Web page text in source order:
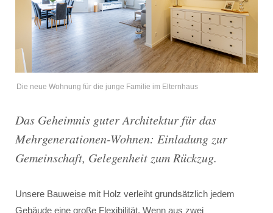
Die neue Wohnung für die junge Familie im Elternhaus
Das Geheimnis guter Architektur für das
Mehrgenerationen-Wohnen: Einladung zur
Gemeinschaft, Gelegenheit zum Rückzug.
Unsere Bauweise mit Holz verleiht grundsätzlich jedem
Gebäude eine große Flexibilität. Wenn aus zwei